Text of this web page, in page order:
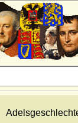
Reformierte